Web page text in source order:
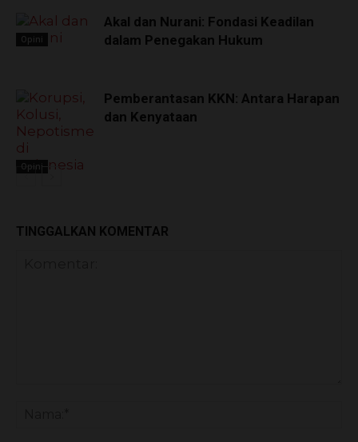
Opini
Akal dan Nurani: Fondasi Keadilan
dalam Penegakan Hukum
Opini
Pemberantasan KKN: Antara Harapan
dan Kenyataan
TINGGALKAN KOMENTAR